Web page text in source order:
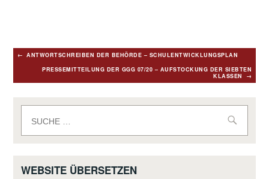
Beitragsnavigation
ANTWORTSCHREIBEN DER BEHÖRDE – SCHULENTWICKLUNGSPLAN
PRESSEMITTEILUNG DER GGG 07/20 – AUFSTOCKUNG DER SIEBTEN
KLASSEN
nach:
WEBSITE ÜBERSETZEN